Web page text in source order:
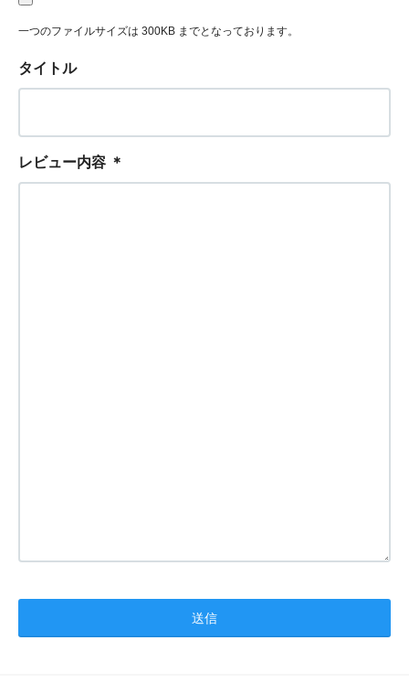
一つのファイルサイズは 300KB までとなっております。
タイトル
レビュー内容 ＊